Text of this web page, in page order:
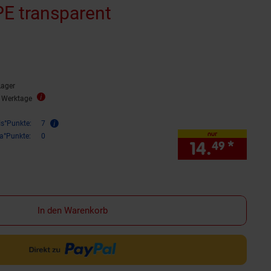
transparent
Werktage
7
0 nur
14.49 *
In den Warenkorb